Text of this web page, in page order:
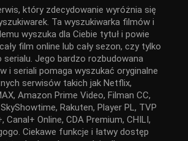
który zdecydowanie wyróżnia się
Ta wyszukiwarka filmów i
wyszuka dla Ciebie tytuł i powie
film online lub cały sezon, czy tylko
serialu. Jego bardzo rozbudowana
i seriali pomaga wyszukać oryginalne
serwisów takich jak Netflix,
Amazon Prime Video, Filman CC,
Rakuten, Player PL, TVP
Canal+ Online, CDA Premium, CHILI,
Ciekawe funkcje i łatwy dostęp